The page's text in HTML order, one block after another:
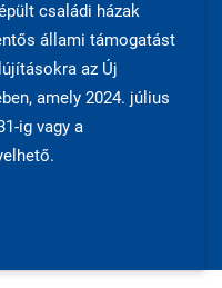
családi házak
állami támogatást
az Új
amely 2024. július
ig vagy a